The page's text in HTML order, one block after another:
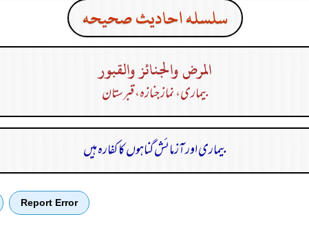
سلسله احاديث صحيحه
المرض والجنائز والقبور
بیماری، نماز جنازہ، قبرستان
بیماری اور آزمائش گناہوں کا کفارہ ہیں
Report Error